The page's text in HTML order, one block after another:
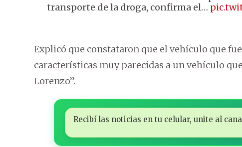
transporte de la droga, confirma el…
Explicó que constataron que el vehículo que
características muy parecidas a un vehículo
Lorenzo”.
Recibí las noticias en tu celular, unite al